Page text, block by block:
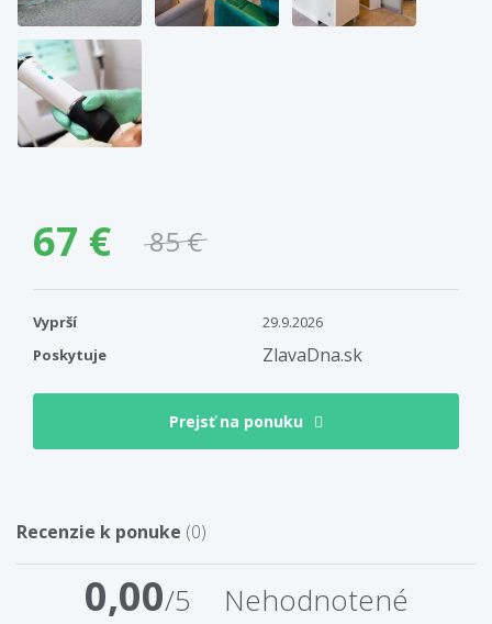
67 € 85 €
Vyprší
29.9.2026
Poskytuje
ZlavaDna.sk
Prejsť na ponuku
Recenzie k ponuke (0)
0,00/5 Nehodnotené